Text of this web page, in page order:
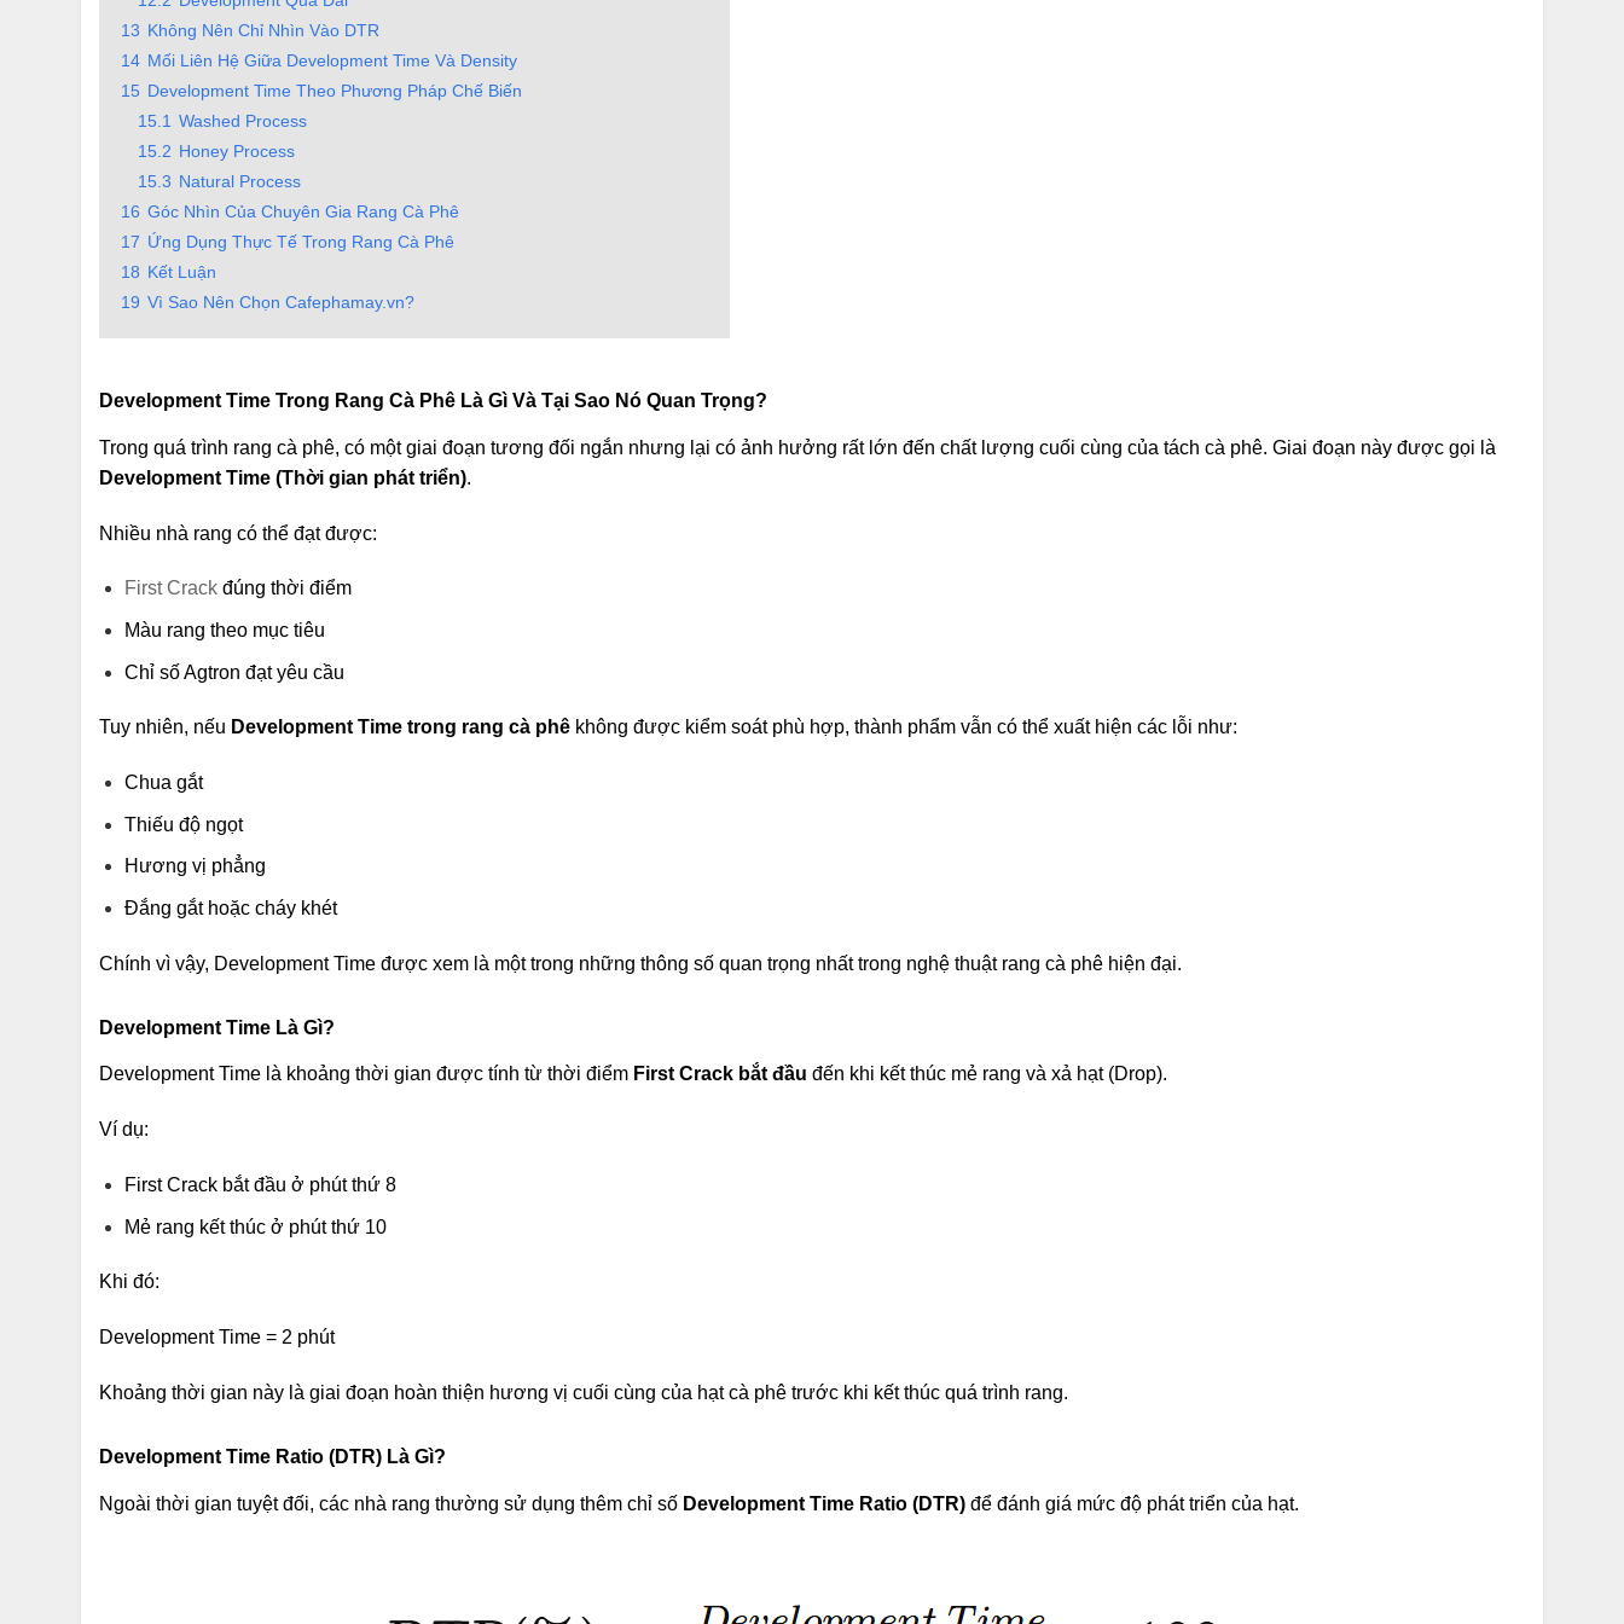
13 Không Nên Chỉ Nhìn Vào DTR
14 Mối Liên Hệ Giữa Development Time Và Density
15 Development Time Theo Phương Pháp Chế Biến
15.1 Washed Process
15.2 Honey Process
15.3 Natural Process
16 Góc Nhìn Của Chuyên Gia Rang Cà Phê
17 Ứng Dụng Thực Tế Trong Rang Cà Phê
18 Kết Luận
19 Vì Sao Nên Chọn Cafephamay.vn?
Development Time Trong Rang Cà Phê Là Gì Và Tại Sao Nó Quan Trọng?
Trong quá trình rang cà phê, có một giai đoạn tương đối ngắn nhưng lại có ảnh hưởng rất lớn đến chất lượng cuối cùng của tách cà phê. Giai đoạn này được gọi là
Development Time (Thời gian phát triển).
Nhiều nhà rang có thể đạt được:
First Crackđúng thời điểm
Màu rang theo mục tiêu
Chỉ số Agtron đạt yêu cầu
Tuy nhiên, nếu Development Time trong rang cà phê không được kiểm soát phù hợp, thành phẩm vẫn có thể xuất hiện các lỗi như:
Chua gắt
Thiếu độ ngọt
Hương vị phẳng
Đắng gắt hoặc cháy khét
Chính vì vậy, Development Time được xem là một trong những thông số quan trọng nhất trong nghệ thuật rang cà phê hiện đại.
Development Time Là Gì?
Development Time là khoảng thời gian được tính từ thời điểm First Crack bắt đầu đến khi kết thúc mẻ rang và xả hạt (Drop).
Ví dụ:
First Crack bắt đầu ở phút thứ 8
Mẻ rang kết thúc ở phút thứ 10
Khi đó:
Development Time = 2 phút
Khoảng thời gian này là giai đoạn hoàn thiện hương vị cuối cùng của hạt cà phê trước khi kết thúc quá trình rang.
Development Time Ratio (DTR) Là Gì?
Ngoài thời gian tuyệt đối, các nhà rang thường sử dụng thêm chỉ số Development Time Ratio (DTR) để đánh giá mức độ phát triển của hạt.